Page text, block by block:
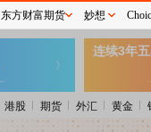
港股 期货 外汇 黄金
东方财富期货 妙想